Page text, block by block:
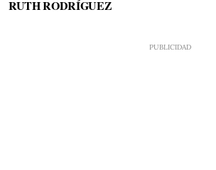
RUTH RODRÍGUEZ